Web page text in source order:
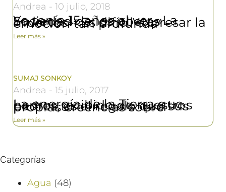
Andrea 10 julio, 2018
Yo tenía 15 años al ver «La Sociedad de los poetas muertos» Es difícil expresar la emoción tan profunda
Leer más »
SUMAJ SONKOY
Andrea 15 julio, 2017
La energía de la Tierra que hemos recibido de nuestros padres, es el regalo que sus propias creencias sobre
Leer más »
Categorías
Agua (48)